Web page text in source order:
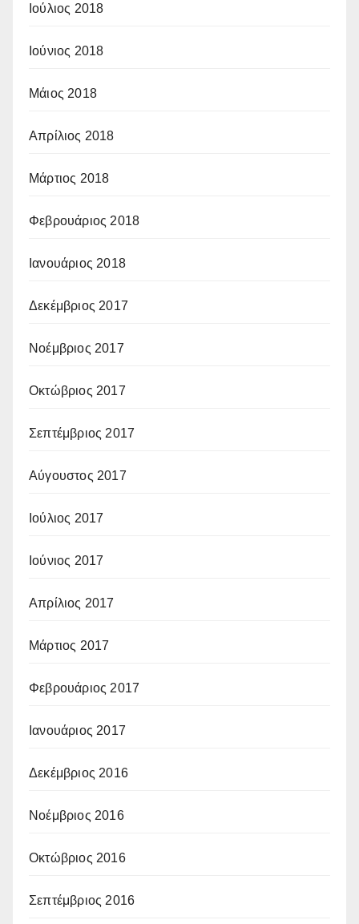
Ιούλιος 2018
Ιούνιος 2018
Μάιος 2018
Απρίλιος 2018
Μάρτιος 2018
Φεβρουάριος 2018
Ιανουάριος 2018
Δεκέμβριος 2017
Νοέμβριος 2017
Οκτώβριος 2017
Σεπτέμβριος 2017
Αύγουστος 2017
Ιούλιος 2017
Ιούνιος 2017
Απρίλιος 2017
Μάρτιος 2017
Φεβρουάριος 2017
Ιανουάριος 2017
Δεκέμβριος 2016
Νοέμβριος 2016
Οκτώβριος 2016
Σεπτέμβριος 2016